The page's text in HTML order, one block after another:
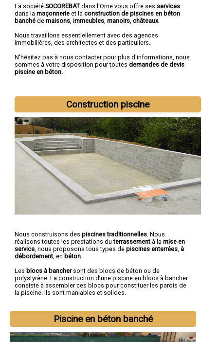
La société SOCOREBATdans l'Orne vous offre ses services
dans la maçonnerie et la construction de piscines en béton
banché de maisons immeubles manoirs châteaux.
Nous travaillons essentiellement avec des agences
immobilières, des architectes et des particuliers.
N'hésitez pas à nous contacter pour plus d'informations, nous
sommes à votre disposition pour toutes demandes de devis
piscine en béton.
Construction piscine
Nous construisons des piscines traditionnelles . Nous
réalisons toutes les prestations duterrassement à la mise en
service , nous proposons tous types de piscines enterrées à
débordement , en béton
Les blocs à banchersont des blocs de béton ou de
polystyrène. La construction d’une piscine en blocs à bancher
consiste à assembler ces blocs pour constituer les parois de
la piscine. Ils sont maniables et solides.
Piscine en béton banché